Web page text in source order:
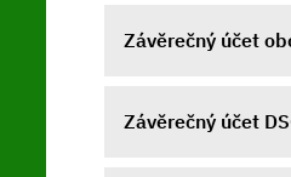
Závěrečný účet
Závěrečný účet